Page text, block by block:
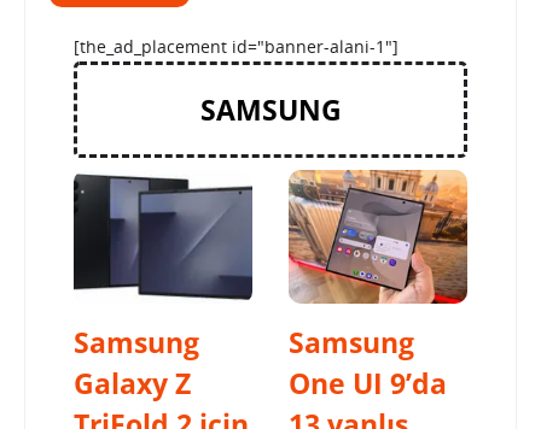
[the_ad_placement id="banner-alani-1"]
SAMSUNG
Samsung
Galaxy Z
Samsung
One UI 9’da